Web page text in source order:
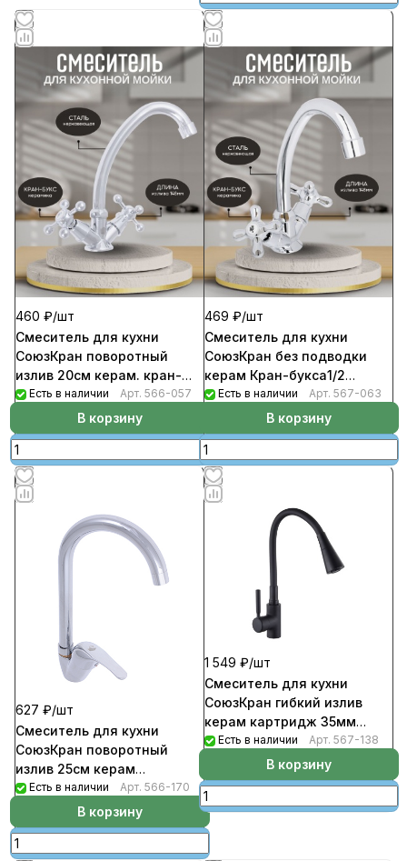
460 ₽/шт
Смеситель для кухни
СоюзКран поворотный
излив 20см керам. кран-
буксы 1/2 хром, цинк SK01-
Есть в наличии Арт. 566-057
В корзину
469 ₽/шт
Смеситель для кухни
СоюзКран без подводки
керам Кран-букса1/2
шпилька цинк хром SK01-
Есть в наличии Арт. 567-063
В корзину
627 ₽/шт
Смеситель для кухни
СоюзКран поворотный
излив 25см керам
картридж 40мм хром цинк
SK01-R119
Есть в наличии Арт. 566-170
В корзину
1 549 ₽/шт
Смеситель для кухни
СоюзКран гибкий излив
керам картридж 35мм
черный цинк SK01-F132
Есть в наличии Арт. 567-138
В корзину